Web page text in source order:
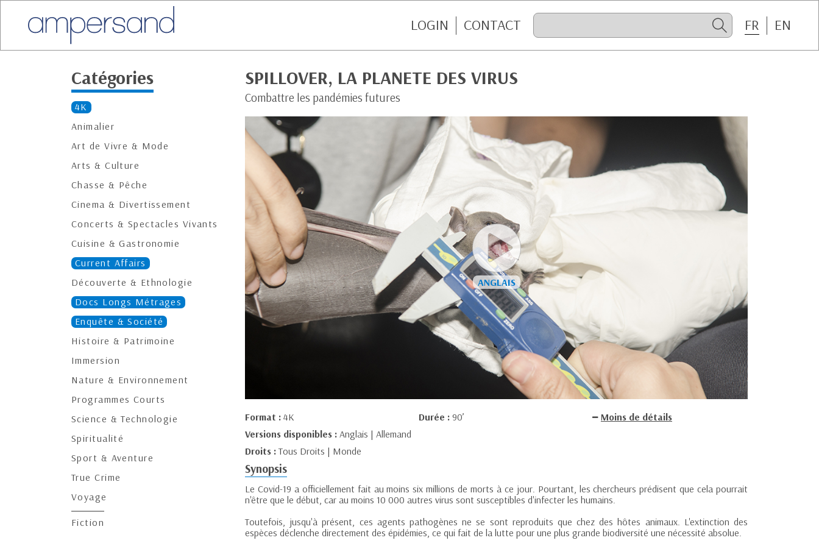
LOGIN CONTACT FR EN
Catégories
4K
Animalier
Art de Vivre & Mode
Arts & Culture
Chasse & Pêche
Cinema & Divertissement
Concerts & Spectacles Vivants
Cuisine & Gastronomie
Current Affairs
Découverte & Ethnologie
Docs Longs Métrages
Enquête & Société
Histoire & Patrimoine
Immersion
Nature & Environnement
Programmes Courts
Science & Technologie
Spiritualité
Sport & Aventure
True Crime
Voyage
Fiction
SPILLOVER, LA PLANETE DES VIRUS
Combattre les pandémies futures
Format : 4K Durée : 90’
Moins de détails
Versions disponibles : Anglais | Allemand
Droits :Tous Droits | Monde
Synopsis
Le Covid-19 a officiellement fait au moins six millions de morts à ce jour. Pourtant, les chercheurs prédisent que cela pourrait
n'être que le début, car au moins 10 000 autres virus sont susceptibles d'infecter les humains.
Toutefois, jusqu'à présent, ces agents pathogènes ne se sont reproduits que chez des hôtes animaux. L'extinction des
espèces déclenche directement des épidémies, ce qui fait de la lutte pour une plus grande biodiversité une nécessité absolue.